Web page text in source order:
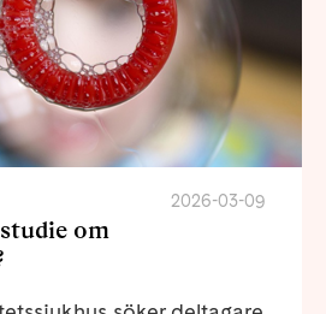
2026-03-09
om